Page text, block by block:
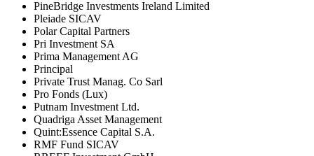
PineBridge Investments Ireland Limited
Pleiade SICAV
Polar Capital Partners
Pri Investment SA
Prima Management AG
Principal
Private Trust Manag. Co Sarl
Pro Fonds (Lux)
Putnam Investment Ltd.
Quadriga Asset Management
Quint:Essence Capital S.A.
RMF Fund SICAV